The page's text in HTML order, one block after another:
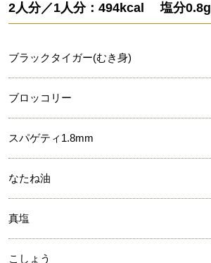
2人分／1人分：494kcal 塩分0.8g
ブラックタイガー(むき身)
ブロッコリー
スパゲティ1.8mm
なたね油
真塩
こしょう